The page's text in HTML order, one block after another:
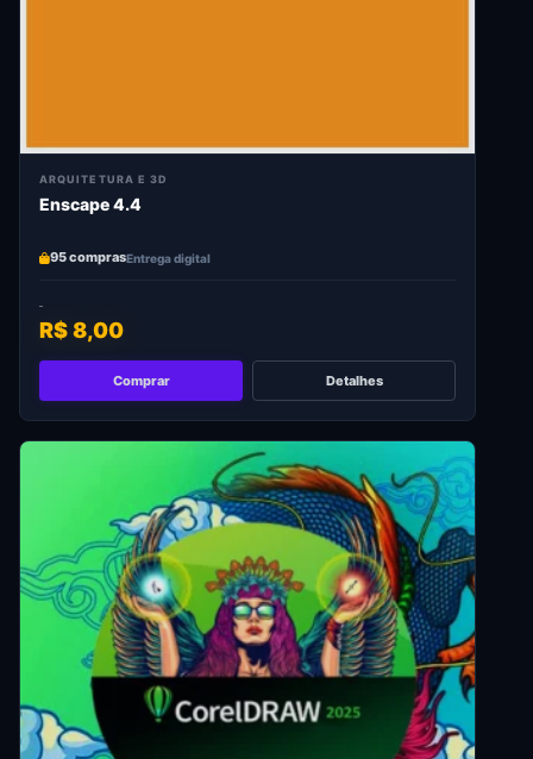
ARQUITETURA E 3D
Enscape 4.4
95 comprasEntrega digital
R$ 8,00
Comprar Detalhes